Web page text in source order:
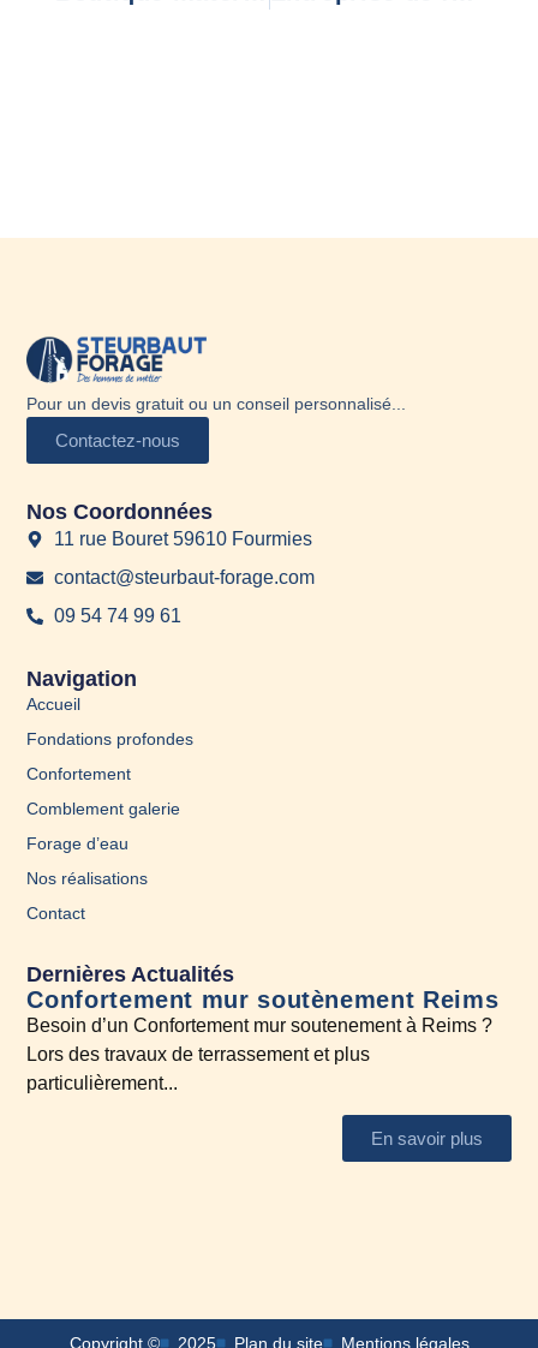
Pour un devis gratuit ou un conseil personnalisé...
Contactez-nous
Navigation
Accueil
Fondations profondes
Confortement
Comblement galerie
Forage d’eau
Nos réalisations
Contact
Nos Coordonnées
11 rue Bouret 59610 Fourmies
contact@steurbaut-forage.com
09 54 74 99 61
Dernières Actualités
Confortement mur soutènement Reims
Besoin d’un Confortement mur soutenement à Reims ?
Lors des travaux de terrassement et plus
particulièrement...
En savoir plus
Copyright © 2025 Plan du site Mentions légales